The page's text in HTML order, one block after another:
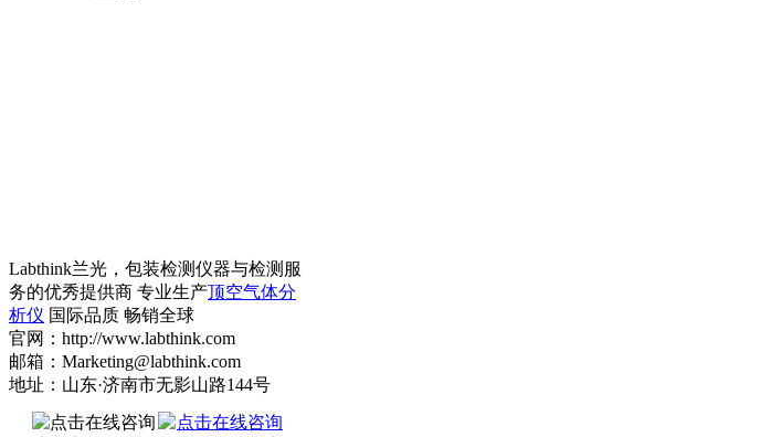
Labthink兰光，包装检测仪器与检测服
务的优秀提供商 专业生产顶空气体分
析仪 国际品质 畅销全球
官网：http://www.labthink.com
邮箱：Marketing@labthink.com
地址：山东·济南市无影山路144号